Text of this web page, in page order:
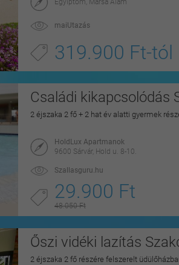
Egyiptom, Marsa Alam
maiUtazás
319.900 Ft-tól
Családi kikapcsolódás
2 éjszaka 2 fő + 2 hat év alatti gyermek
HoldLux Apartmanok
9600 Sárvár, Hold u. 8-10.
Szallasguru.hu
29.900 Ft
48.050 Ft
Őszi vidéki lazítás
2 éjszaka 2 fő részére felszerelt